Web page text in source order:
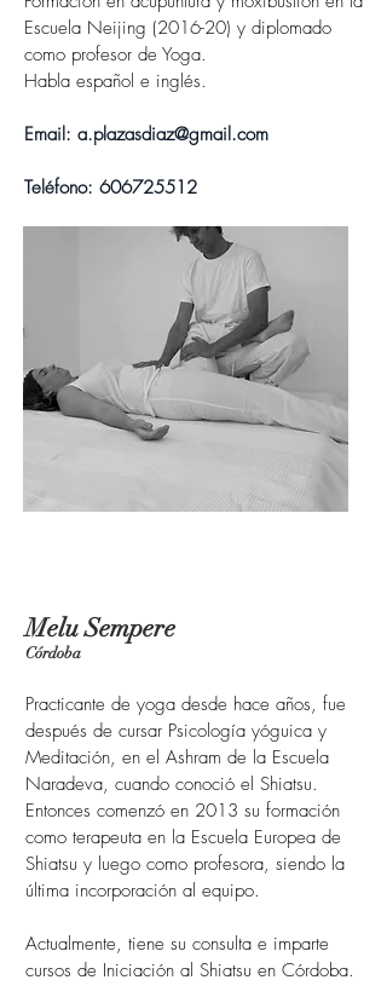
Escuela Neijing (2016-20) y diplomado
como profesor de Yoga.
Habla español e inglés.
Email: a.plazasdiaz@gmail.com
Teléfono: 606725512
Melu Sempere
Córdoba
Practicante de yoga desde hace años, fue
después de cursar Psicología yóguica y
Meditación, en el Ashram de la Escuela
Naradeva, cuando conoció el Shiatsu.
Entonces comenzó en 2013 su formación
como terapeuta en la Escuela Europea de
Shiatsu y luego como profesora, siendo la
última incorporación al equipo.
Actualmente, tiene su consulta e imparte
cursos de Iniciación al Shiatsu en Córdoba.